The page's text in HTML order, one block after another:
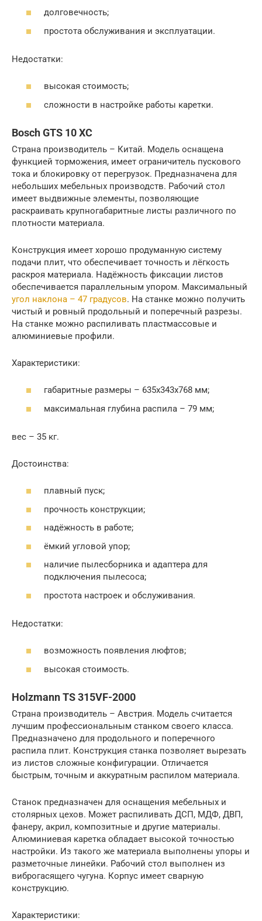
долговечность;
простота обслуживания и эксплуатации.
Недостатки:
высокая стоимость;
сложности в настройке работы каретки.
Bosch GTS 10 XC
Страна производитель – Китай. Модель оснащена
функцией торможения, имеет ограничитель пускового
тока и блокировку от перегрузок. Предназначена для
небольших мебельных производств. Рабочий стол
имеет выдвижные элементы, позволяющие
раскраивать крупногабаритные листы различного по
плотности материала.
Конструкция имеет хорошо продуманную систему
подачи плит, что обеспечивает точность и лёгкость
раскроя материала. Надёжность фиксации листов
обеспечивается параллельным упором. Максимальный
угол наклона – 47 градусов. На станке можно получить
чистый и ровный продольный и поперечный разрезы.
На станке можно распиливать пластмассовые и
алюминиевые профили.
Характеристики:
габаритные размеры – 635х343х768 мм;
максимальная глубина распила – 79 мм;
вес – 35 кг.
Достоинства:
плавный пуск;
прочность конструкции;
надёжность в работе;
ёмкий угловой упор;
наличие пылесборника и адаптера для
подключения пылесоса;
простота настроек и обслуживания.
Недостатки:
возможность появления люфтов;
высокая стоимость.
Holzmann TS 315VF-2000
Страна производитель – Австрия. Модель считается
лучшим профессиональным станком своего класса.
Предназначено для продольного и поперечного
распила плит. Конструкция станка позволяет вырезать
из листов сложные конфигурации. Отличается
быстрым, точным и аккуратным распилом материала.
Станок предназначен для оснащения мебельных и
столярных цехов. Может распиливать ДСП, МДФ, ДВП,
фанеру, акрил, композитные и другие материалы.
Алюминиевая каретка обладает высокой точностью
настройки. Из такого же материала выполнены упоры и
разметочные линейки. Рабочий стол выполнен из
виброгасящего чугуна. Корпус имеет сварную
конструкцию.
Характеристики: